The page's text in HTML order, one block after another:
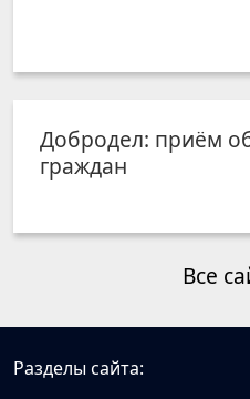
Добродел: приём
граждан
Все
Разделы сайта: